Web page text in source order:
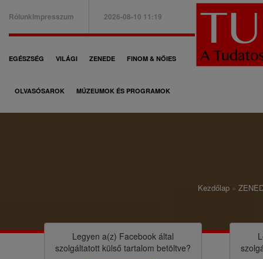
B
a
e
n
RólunkImpresszum 2026-08-10 11:19
F
ő
i
EGÉSZSÉG VILÁGI ZENEDE FINOM & NŐIES
OLVASÓSAROK MÚZEUMOK ÉS PROGRAMOK
o
Kezdőlap
Legyen a(z) Facebook által
szolgáltatott külső tartalom betöltve?